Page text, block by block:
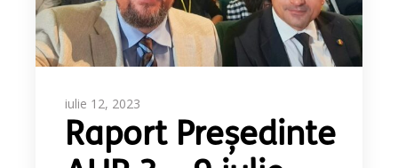
iulie 12, 2023
Raport Președinte